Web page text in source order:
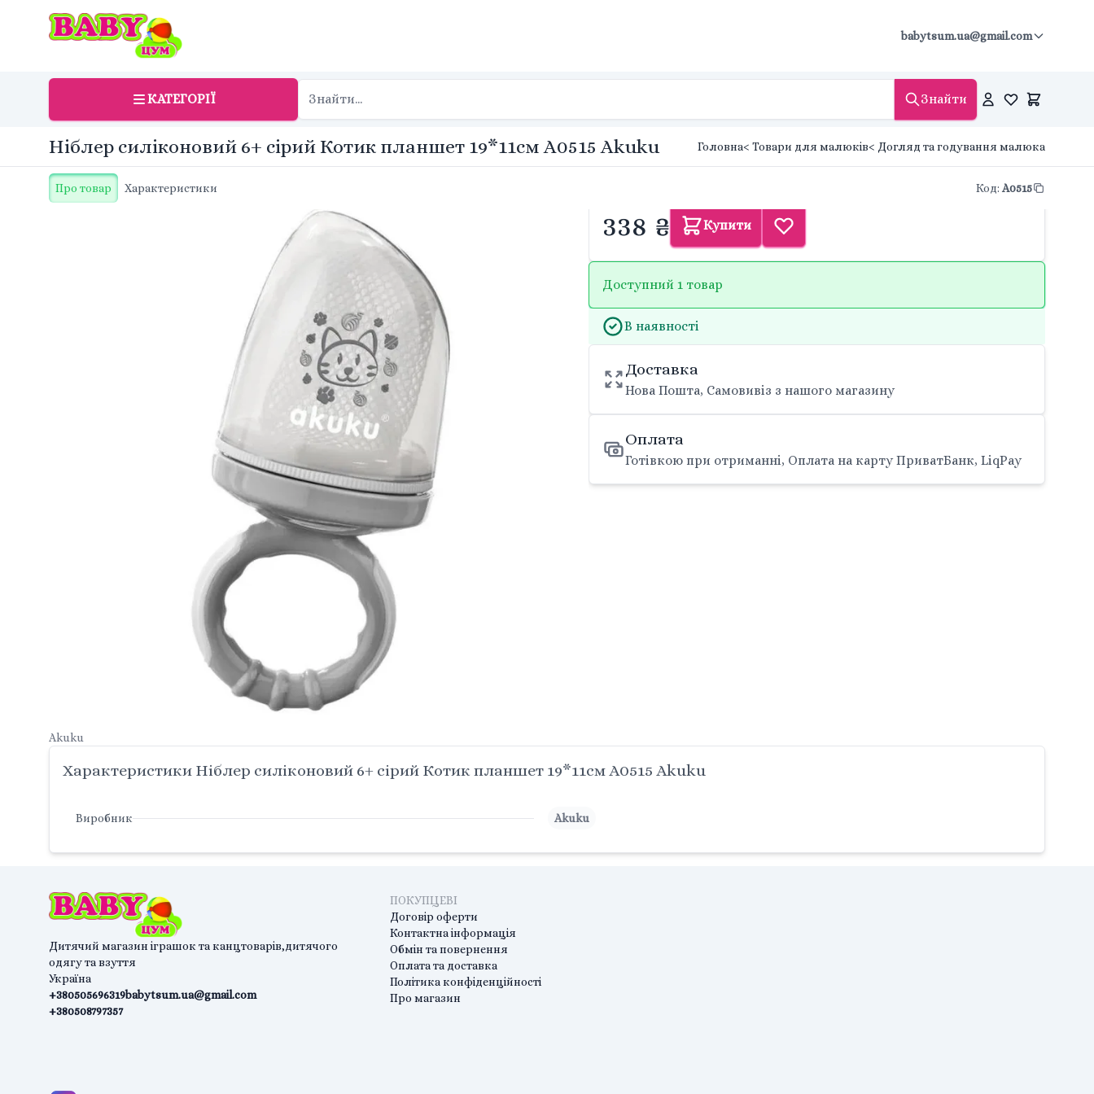
babytsum.ua@gmail.com
КАТЕГОРІЇ Знайти
Ніблер силіконовий 6+ сірий Котик планшет 19*11см A0515 Akuku Головна< Товари для малюків< Догляд та годування малюка
Про товар Характеристики Код: A0515
Akuku
338 ₴ Купити
Доступний 1 товар
В наявності
Доставка
Нова Пошта, Самовивіз з нашого магазину
Оплата
Готівкою при отриманні, Оплата на карту ПриватБанк, LiqPay
Характеристики Ніблер силіконовий 6+ сірий Котик планшет 19*11см A0515 Akuku
Виробник Akuku
Дитячий магазин іграшок та канцтоварів,дитячого
одягу та взуття
Україна
+380505696319
+380508797357
babytsum.ua@gmail.com
ПОКУПЦЕВІ
Договір оферти
Контактна інформація
Обмін та повернення
Оплата та доставка
Політика конфіденційності
Про магазин